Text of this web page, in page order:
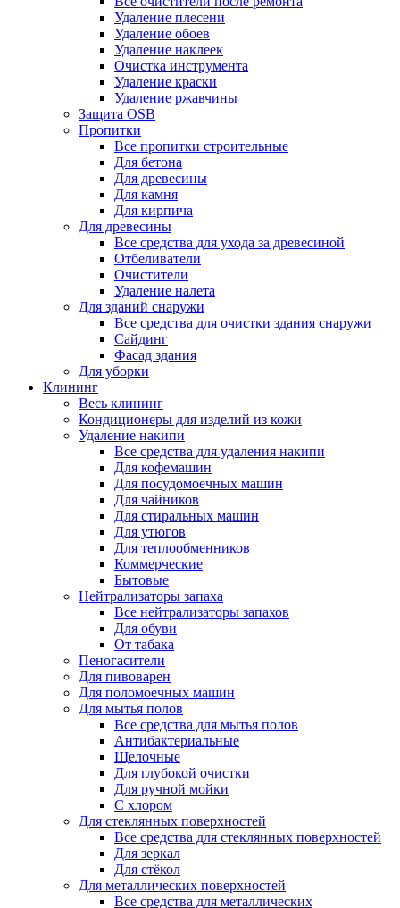
Удаление плесени
Удаление обоев
Удаление наклеек
Очистка инструмента
Удаление краски
Удаление ржавчины
Защита OSB
Пропитки
Все пропитки строительные
Для бетона
Для древесины
Для камня
Для кирпича
Для древесины
Все средства для ухода за древесиной
Отбеливатели
Очистители
Удаление налета
Для зданий снаружи
Все средства для очистки здания снаружи
Сайдинг
Фасад здания
Для уборки
Клининг
Весь клининг
Кондиционеры для изделий из кожи
Удаление накипи
Все средства для удаления накипи
Для кофемашин
Для посудомоечных машин
Для чайников
Для стиральных машин
Для утюгов
Для теплообменников
Коммерческие
Бытовые
Нейтрализаторы запаха
Все нейтрализаторы запахов
Для обуви
От табака
Пеногасители
Для пивоварен
Для поломоечных машин
Для мытья полов
Все средства для мытья полов
Антибактериальные
Щелочные
Для глубокой очистки
Для ручной мойки
С хлором
Для стеклянных поверхностей
Все средства для стеклянных поверхностей
Для зеркал
Для стёкол
Для металлических поверхностей
Все средства для металлических